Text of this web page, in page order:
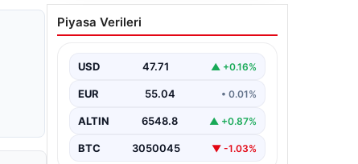
Cumhurbaşkanı Erdoğan,
Devlet Bahçeli ile görüştü
Piyasa Verileri
USD 47.71 ▲ +0.16%
EUR 55.04 • 0.01%
ALTIN 6548.8 ▲ +0.87%
BTC 3050045 ▼ -1.03%